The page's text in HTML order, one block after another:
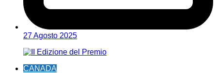
27 Agosto 2025
CANADA